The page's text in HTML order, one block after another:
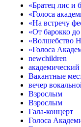
«Братец лис и
«Голоса
«На встречу
«От барокко
«Волшебство
«Голоса
newchildren
академический
Вакантные
вечер
Взрослым
Взрослым
Гала-концерт
Голоса